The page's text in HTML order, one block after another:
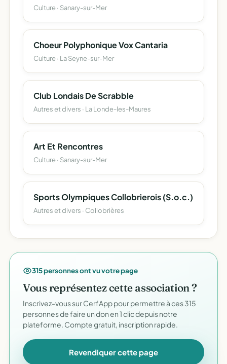
Culture · Sanary-sur-Mer
Choeur Polyphonique Vox Cantaria
Culture · La Seyne-sur-Mer
Club Londais De Scrabble
Autres et divers · La Londe-les-Maures
Art Et Rencontres
Culture · Sanary-sur-Mer
Sports Olympiques Collobrierois (S.o.c.)
Autres et divers · Collobrières
315 personnes ont vu votre page
Vous représentez cette association ?
Inscrivez-vous sur CerfApp pour permettre à ces 315
personnes de faire un don en 1 clic depuis notre
plateforme. Compte gratuit, inscription rapide.
Revendiquer cette page